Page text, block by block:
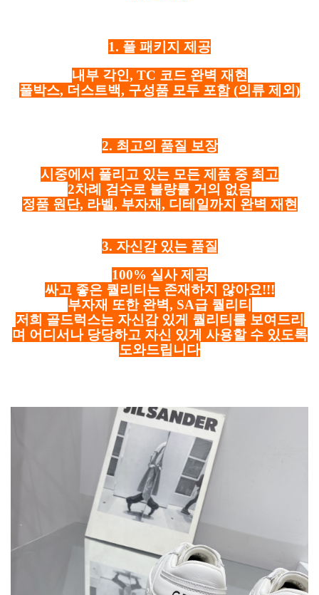
1. 풀 패키지 제공
내부 각인, TC 코드 완벽 재현
풀박스, 더스트백, 구성품 모두 포함 (의류 제외)
2. 최고의 품질 보장
시중에서 풀리고 있는 모든 제품 중 최고
2차례 검수로 불량률 거의 없음
정품 원단, 라벨, 부자재, 디테일까지 완벽 재현
3. 자신감 있는 품질
100% 실사 제공
싸고 좋은 퀄리티는 존재하지 않아요!!!
부자재 또한 완벽, SA급 퀄리티
저희 골드럭스는 자신감 있게 퀄리티를 보여드리
며 어디서나 당당하고 자신 있게 사용할 수 있도록
도와드립니다